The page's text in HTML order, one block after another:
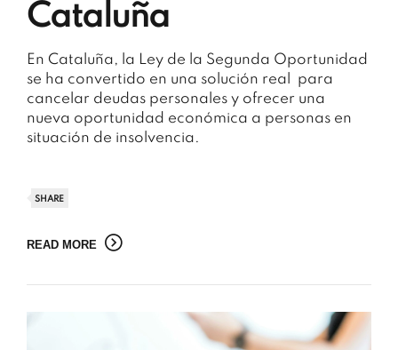
Cataluña
En Cataluña, la Ley de la Segunda Oportunidad
se ha convertido en una solución real para
cancelar deudas personales y ofrecer una
nueva oportunidad económica a personas en
situación de insolvencia.
SHARE
READ MORE